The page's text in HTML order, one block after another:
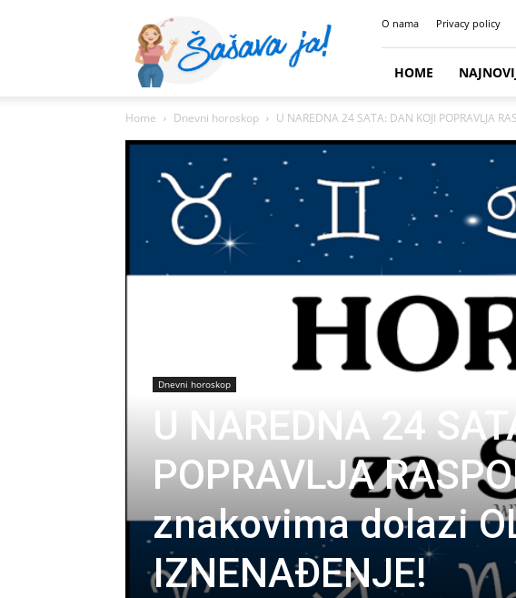
Ja
O nama Privacy policy
HOME
Home Dnevni horoskop U NAREDNA 24 SATA: DAN KOJI POPRAVLJA
Dnevni horoskop
U NAREDNA 24
POPRAVLJA
znakovima dolazi
IZNENAĐENJE!